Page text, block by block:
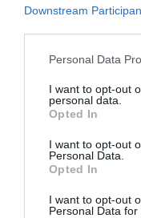
Downstream
Please note that this
not limited to your
grant or deny
use your data for
consent section.
Personal Data
I want to opt-out
personal data.
Opted In
I want to opt-out
Personal Data.
Opted In
I want to opt-out
Personal Data for
forint.
alkalmazottak): ha a
mindenkori német
pontot tudott
ellátása összesen bruttó